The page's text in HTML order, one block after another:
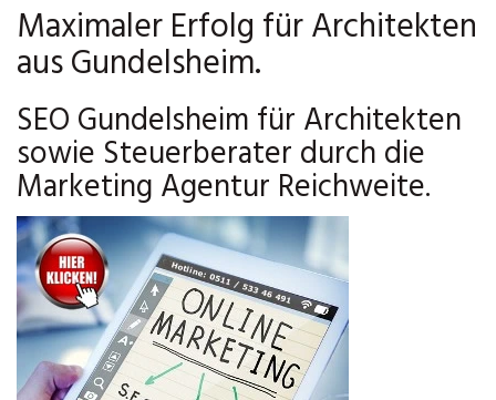
Maximaler Erfolg für Architekten
aus Gundelsheim.
SEO Gundelsheim für Architekten
sowie Steuerberater durch die
Marketing Agentur Reichweite.